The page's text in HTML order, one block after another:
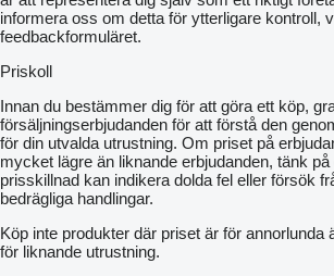
the frame is made of seamless pipe
09G2S;
reinforced rack of rotary wheels is made of a
50x50x5 without welds of steel 20, the
bushings made of special composite material
maintenance are used in friction units; the
Avers-Agro authoring, warranty for bushings
the sleeve on the bracket and the rocking
special composite material and does not
allows you to copy the relief of the soil and
on each sprocket, two sealed non-
SKF are additionally protected by anthers;
informera oss om detta för ytterligare kontroll,
feedbackformuläret.
Priskoll
Innan du bestämmer dig för att göra ett köp,
försäljningserbjudanden för att förstå den
för din utvalda utrustning. Om priset på
mycket lägre än liknande erbjudanden, tänk
prisskillnad kan indikera dolda fel eller försök
bedrägliga handlingar.
Köp inte produkter där priset är för annorlunda
för liknande utrustning.